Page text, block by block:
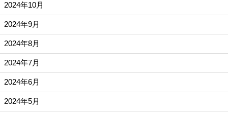
2024年10月
2024年9月
2024年8月
2024年7月
2024年6月
2024年5月